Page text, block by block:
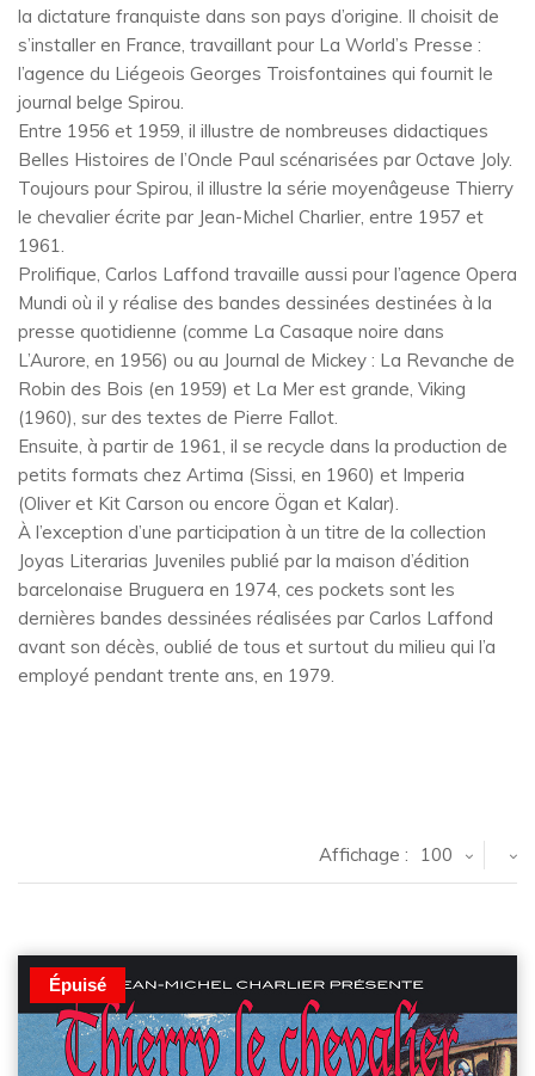
la dictature franquiste dans son pays d’origine. Il choisit de
s’installer en France, travaillant pour La World’s Presse :
l’agence du Liégeois Georges Troisfontaines qui fournit le
journal belge Spirou.
Entre 1956 et 1959, il illustre de nombreuses didactiques
Belles Histoires de l’Oncle Paul scénarisées par Octave Joly.
Toujours pour Spirou, il illustre la série moyenâgeuse Thierry
le chevalier écrite par Jean-Michel Charlier, entre 1957 et
1961.
Prolifique, Carlos Laffond travaille aussi pour l’agence Opera
Mundi où il y réalise des bandes dessinées destinées à la
presse quotidienne (comme La Casaque noire dans
L’Aurore, en 1956) ou au Journal de Mickey : La Revanche de
Robin des Bois (en 1959) et La Mer est grande, Viking
(1960), sur des textes de Pierre Fallot.
Ensuite, à partir de 1961, il se recycle dans la production de
petits formats chez Artima (Sissi, en 1960) et Imperia
(Oliver et Kit Carson ou encore Ögan et Kalar).
À l’exception d’une participation à un titre de la collection
Joyas Literarias Juveniles publié par la maison d’édition
barcelonaise Bruguera en 1974, ces pockets sont les
dernières bandes dessinées réalisées par Carlos Laffond
avant son décès, oublié de tous et surtout du milieu qui l’a
employé pendant trente ans, en 1979.
Affichage : 100
Épuisé